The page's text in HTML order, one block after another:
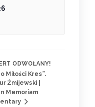
ODWOŁANY!
Miłości Kres”.
Żmijewski |
Memoriam